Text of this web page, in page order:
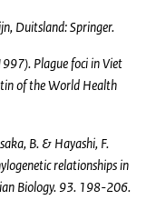
Duitsland: Springer.
Plague foci in Viet
of the World Health
B. & Hayashi, F.
relationships in
Biology. 93. 198-206.